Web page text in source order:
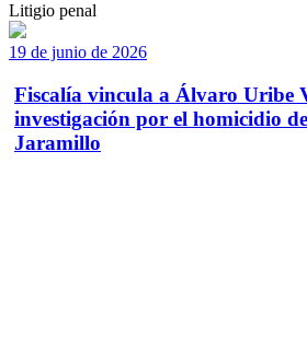
Litigio penal
19 de junio de 2026
Fiscalía vincula a Álvaro Uribe
investigación por el homicidio
Jaramillo